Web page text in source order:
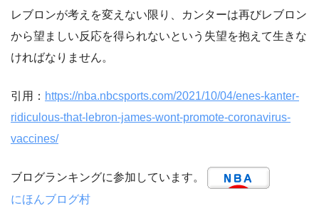
レブロンが考えを変えない限り、カンターは再びレブロン
から望ましい反応を得られないという失望を抱えて生きな
ければなりません。
引用： https://nba.nbcsports.com/2021/10/04/enes-kanter-
ridiculous-that-lebron-james-wont-promote-coronavirus-
vaccines/
ブログランキングに参加しています。
にほんブログ村